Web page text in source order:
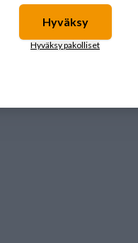
Hyväksy
Hyväksy pakolliset